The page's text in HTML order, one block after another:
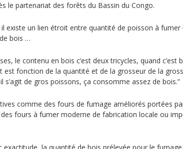
le partenariat des forêts du Bassin du Congo.
existe un lien étroit entre quantité de poisson à fumer
bois …
le contenu en bois c’est deux tricycles, quand c’est
est fonction de la quantité et de la grosseur de la
s’agit de gros poissons, ça consomme assez de bois.”
comme des fours de fumage améliorés portées
fours à fumer moderne de fabrication locale ou